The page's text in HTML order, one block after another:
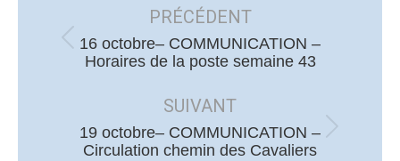
PRÉCÉDENT
Article
:
16 octobre– COMMUNICATION –
Horaires de la poste semaine 43
SUIVANT
Article
19 octobre– COMMUNICATION –
Circulation chemin des Cavaliers